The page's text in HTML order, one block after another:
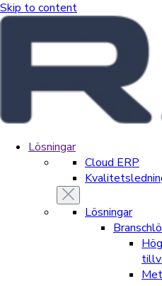
Skip to content
Lösningar
Cloud ERP
Lösningar